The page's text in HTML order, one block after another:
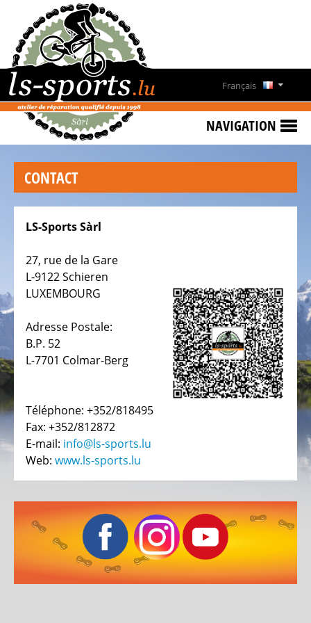
Français
English
NAVIGATION
ACCUEIL
VÉLOS
DE
LOCATION
TESTBIKE
SALE
LS-
SPORTS
CONTACT
HEURES
BIKESTATION
TROISVIÈRGES
BIKESTATION
SCHIEREN
BIKESTATION
CYCLO
CROC
BISSEN
BIKESTATION
SUR
BERG
CONTACT
LS-Sports Sàrl
27, rue de la Gare
L-9122 Schieren
LUXEMBOURG
Adresse Postale:
B.P. 52
L-7701 Colmar-Berg
Téléphone: +352/818495
Fax: +352/812872
E-mail: info@ls-sports.lu
Web: www.ls-sports.lu